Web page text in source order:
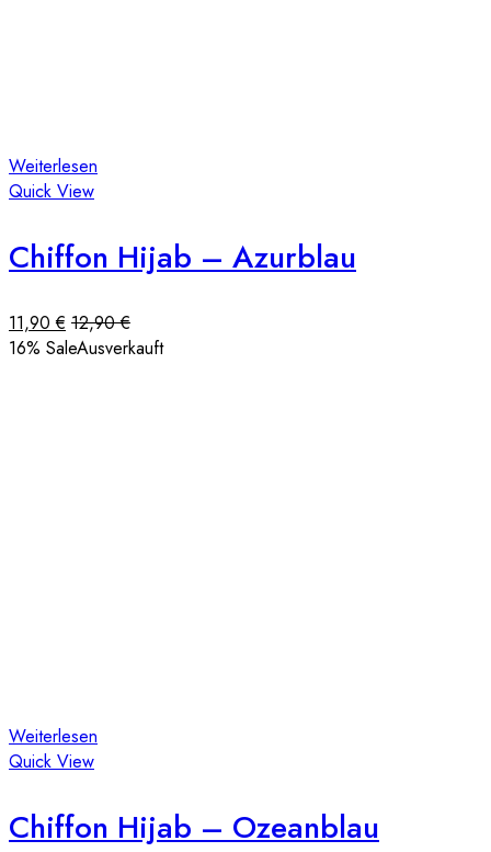
Weiterlesen
Quick View
Chiffon Hijab – Azurblau
11,90€ 12,90€
16% SaleAusverkauft
Weiterlesen
Quick View
Chiffon Hijab – Ozeanblau